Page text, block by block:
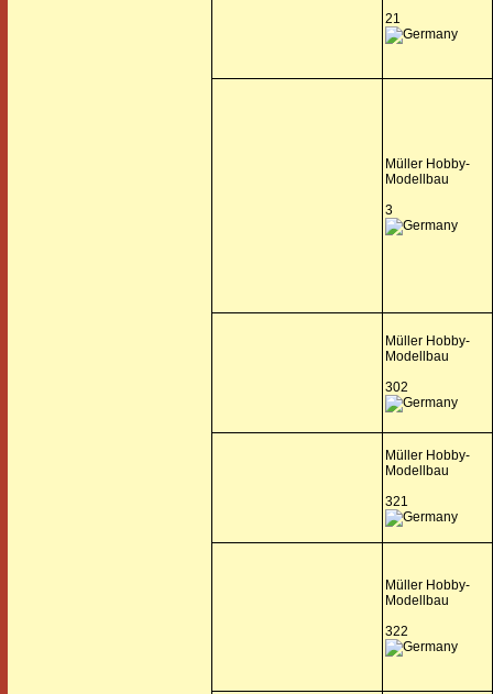
21
Müller Hobby-
Modellbau
3
Müller Hobby-
Modellbau
302
Müller Hobby-
Modellbau
321
Müller Hobby-
Modellbau
322